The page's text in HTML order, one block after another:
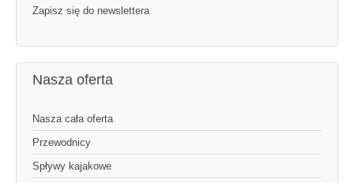
Zapisz się do newslettera
Nasza oferta
Nasza cała oferta
Przewodnicy
Spływy kajakowe